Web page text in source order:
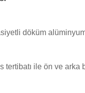
döküm
tertibatı ile ön ve arka